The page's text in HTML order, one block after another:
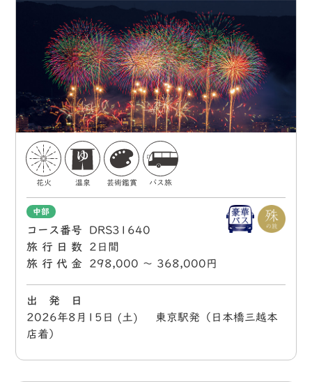
花火 温泉 芸術鑑賞 バス旅
中部
コース番号
DRS31640
旅行日数
2日間
旅行代金
298,000 〜 368,000円
出 発 日
2026年8月15日 (土) 東京駅発（日本橋三越本
店着）